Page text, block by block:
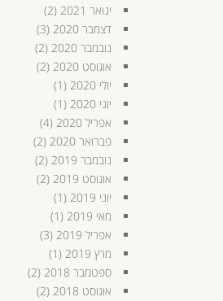
ינואר 2021
(2)
דצמבר 2020
(3)
נובמבר 2020
(2)
אוגוסט 2020
(2)
יולי 2020
(1)
יוני 2020
(1)
אפריל 2020
(4)
פברואר 2020
(2)
נובמבר 2019
(2)
אוגוסט 2019
(2)
יוני 2019
(1)
מאי 2019
(1)
אפריל 2019
(3)
מרץ 2019
(1)
ספטמבר 2018
(2)
אוגוסט 2018
(2)